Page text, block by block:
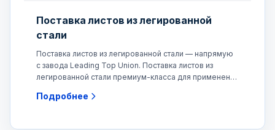
Поставка листов из легированной
стали
Поставка листов из легированной стали — напрямую
с завода Leading Top Union. Поставка листов из
легированной стали премиум-класса для применения
Подробнее